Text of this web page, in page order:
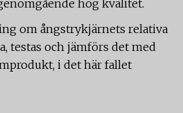
hög kvalitet.
om ångstrykjärnets relativa
testas och jämförs det med
i det här fallet